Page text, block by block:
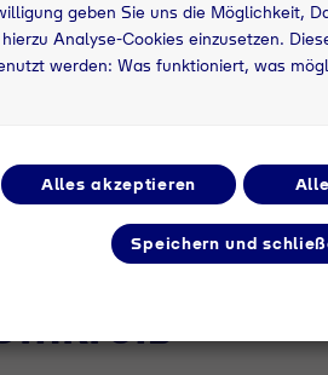
5 kg
geben Sie uns die Möglichkeit,
Analyse-Cookies einzusetzen.
werden: Was funktioniert, was
Alles akzeptieren
Speichern und